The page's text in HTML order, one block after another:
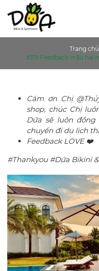
Trang chủ
#319 Feedback mẫu hai
Cám ơn Chị
shop, chúc Chị
Dứa sẽ luôn
chuyến đi du lịch
Feedback LOVE ❤️
#Thankyou #Dứa Bikini